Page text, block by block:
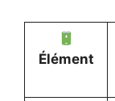
Élément